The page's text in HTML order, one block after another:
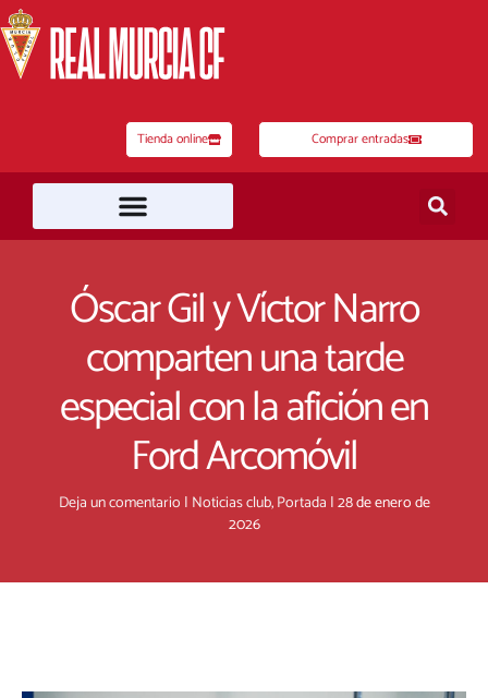
al
contenido
Tienda online Comprar entradas
Óscar Gil y Víctor Narro
comparten una tarde
especial con la afición en
Ford Arcomóvil
Deja un comentario | Noticias club,Portada |28 de enero de
2026